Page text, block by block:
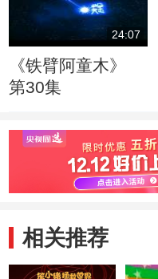
24:07
《铁臂阿童木》
第30集
相关推荐